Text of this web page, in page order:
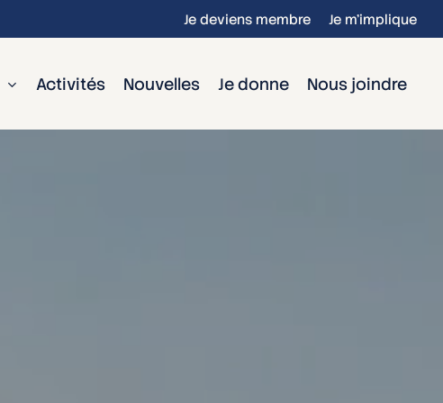
Je deviens membre Je m’implique
Activités Nouvelles Je donne Nous joindre